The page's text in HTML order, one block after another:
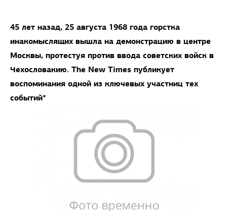
45 лет назад, 25 августа 1968 года горстка
инакомыслящих вышла на демонстрацию в центре
Москвы, протестуя против ввода советских войск в
Чехословакию. The New Times публикует
воспоминания одной из ключевых участниц тех
событий*